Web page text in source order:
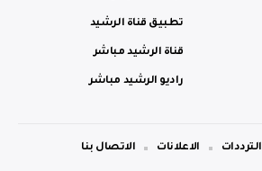
تطبيق قناة الرشيد
قناة الرشيد مباشر
راديو الرشيد مباشر
الترددات الاعلانات الاتصال بنا